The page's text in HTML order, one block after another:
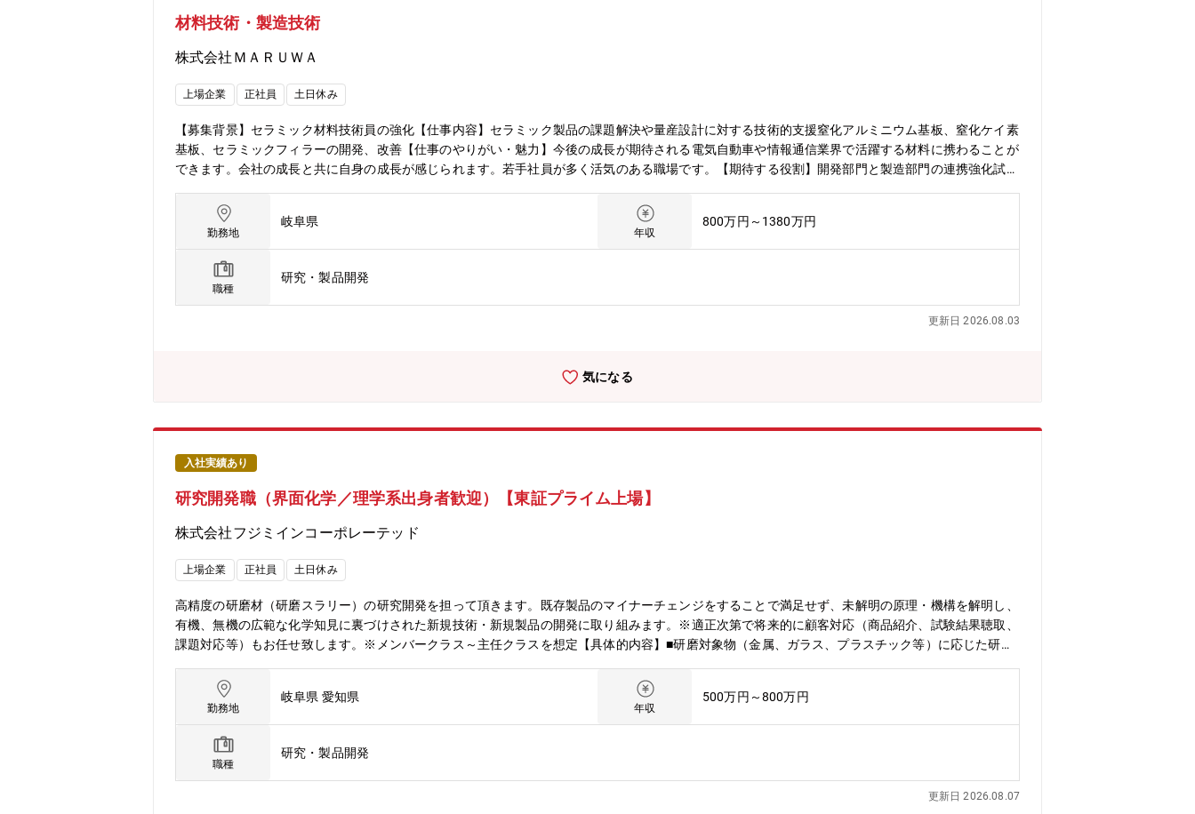
もできることから近年は移住者に人気の地域となっており、住みよさランキングでも全国で上位にランクインしています。・都市部への交通アクセス
常に良い土地です。・物価も安く、生活しやすい環境 2LDKの賃貸物件の家賃では、名古屋市全区の平均値が約10万円で、大垣市は約6万円
商店街から大型店舗まで充実しており、ショッピングモールも数多くあります・子育て支援が充実 高校生世代まで通院と入院にかかる医療費(自
己負担相当額)助成（所得制限なし） 保育園・幼保園・留守家庭児童教室・病児保育など預け先も充実しています
材料技術・製造技術
株式会社ＭＡＲＵＷＡ
上場企業 正社員 土日休み
【募集背景】セラミック材料技術員の強化【仕事内容】セラミック製品の課題解決や量産設計に対する技術的支援窒化アルミニウム基板、窒化ケイ素
基板、セラミックフィラーの開発、改善【仕事のやりがい・魅力】今後の成長が期待される電気自動車や情報通信業界で活躍する材料に携わることが
できます。会社の成長と共に自身の成長が感じられます。若手社員が多く活気のある職場です。【期待する役割】開発部門と製造部門の連携強化試作
勤務地
岐阜県
年収
800万円～1380万円
職種
研究・製品開発
更新日 2026.08.03
気になる
入社実績あり
研究開発職（界面化学／理学系出身者歓迎）【東証プライム上場】
株式会社フジミインコーポレーテッド
上場企業 正社員 土日休み
高精度の研磨材（研磨スラリー）の研究開発を担って頂きます。既存製品のマイナーチェンジをすることで満足せず、未解明の原理・機構を解明し、
有機、無機の広範な化学知見に裏づけされた新規技術・新規製品の開発に取り組みます。※適正次第で将来的に顧客対応（商品紹介、試験結果聴取、
課題対応等）もお任せ致します。※メンバークラス～主任クラスを想定【具体的内容】■研磨対象物（金属、ガラス、プラスチック等）に応じた研磨
ル（ミクロ、マクロ挙動）、メカニズムの解明■材料の新規探索、サプライヤーとの共同開発、文献・特許調査※機能材開発課では、上記に加え、以
下も担って頂く可能性があります。・粉体の高濃度のスラリー化、応用開発、新規適用先の検討 ・分散性、高流動性、高濃縮性の発現を目指す技術
開発 【募集背景】精密研磨材分野の研究開発力の強化を目的とし、化学作用モデルの研究探索、商品開発を推進する研究人員を募集します。【配属
部署】機能材開発部：ディスク開発課…ハードディスク基板向け高精度研磨スラリーの研究開発
勤務地
岐阜県 愛知県
年収
500万円～800万円
職種
研究・製品開発
更新日 2026.08.07